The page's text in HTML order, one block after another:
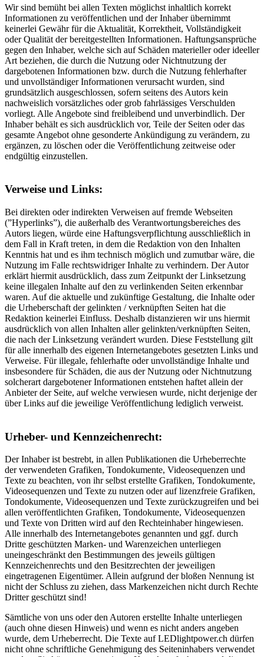
Wir sind bemüht bei allen Texten möglichst inhaltlich korrekt
Informationen zu veröffentlichen und der Inhaber übernimmt
keinerlei Gewähr für die Aktualität, Korrektheit, Vollständigkeit
oder Qualität der bereitgestellten Informationen. Haftungsansprüche
gegen den Inhaber, welche sich auf Schäden materieller oder ideeller
Art beziehen, die durch die Nutzung oder Nichtnutzung der
dargebotenen Informationen bzw. durch die Nutzung fehlerhafter
und unvollständiger Informationen verursacht wurden, sind
grundsätzlich ausgeschlossen, sofern seitens des Autors kein
nachweislich vorsätzliches oder grob fahrlässiges Verschulden
vorliegt. Alle Angebote sind freibleibend und unverbindlich. Der
Inhaber behält es sich ausdrücklich vor, Teile der Seiten oder das
gesamte Angebot ohne gesonderte Ankündigung zu verändern, zu
ergänzen, zu löschen oder die Veröffentlichung zeitweise oder
endgültig einzustellen.
Verweise und Links:
Bei direkten oder indirekten Verweisen auf fremde Webseiten
(”Hyperlinks”), die außerhalb des Verantwortungsbereiches des
Autors liegen, würde eine Haftungsverpflichtung ausschließlich in
dem Fall in Kraft treten, in dem die Redaktion von den Inhalten
Kenntnis hat und es ihm technisch möglich und zumutbar wäre, die
Nutzung im Falle rechtswidriger Inhalte zu verhindern. Der Autor
erklärt hiermit ausdrücklich, dass zum Zeitpunkt der Linksetzung
keine illegalen Inhalte auf den zu verlinkenden Seiten erkennbar
waren. Auf die aktuelle und zukünftige Gestaltung, die Inhalte oder
die Urheberschaft der gelinkten / verknüpften Seiten hat die
Redaktion keinerlei Einfluss. Deshalb distanzieren wir uns hiermit
ausdrücklich von allen Inhalten aller gelinkten/verknüpften Seiten,
die nach der Linksetzung verändert wurden. Diese Feststellung gilt
für alle innerhalb des eigenen Internetangebotes gesetzten Links und
Verweise. Für illegale, fehlerhafte oder unvollständige Inhalte und
insbesondere für Schäden, die aus der Nutzung oder Nichtnutzung
solcherart dargebotener Informationen entstehen haftet allein der
Anbieter der Seite, auf welche verwiesen wurde, nicht derjenige der
über Links auf die jeweilige Veröffentlichung lediglich verweist.
Urheber- und Kennzeichenrecht:
Der Inhaber ist bestrebt, in allen Publikationen die Urheberrechte
der verwendeten Grafiken, Tondokumente, Videosequenzen und
Texte zu beachten, von ihr selbst erstellte Grafiken, Tondokumente,
Videosequenzen und Texte zu nutzen oder auf lizenzfreie Grafiken,
Tondokumente, Videosequenzen und Texte zurückzugreifen und bei
allen veröffentlichten Grafiken, Tondokumente, Videosequenzen
und Texte von Dritten wird auf den Rechteinhaber hingewiesen.
Alle innerhalb des Internetangebotes genannten und ggf. durch
Dritte geschützten Marken- und Warenzeichen unterliegen
uneingeschränkt den Bestimmungen des jeweils gültigen
Kennzeichenrechts und den Besitzrechten der jeweiligen
eingetragenen Eigentümer. Allein aufgrund der bloßen Nennung ist
nicht der Schluss zu ziehen, dass Markenzeichen nicht durch Rechte
Dritter geschützt sind!
Sämtliche von uns oder den Autoren erstellte Inhalte unterliegen
(auch ohne diesen Hinweis) und wenn es nicht anders angeben
wurde, dem Urheberrecht. Die Texte auf LEDlightpower.ch dürfen
nicht ohne schriftliche Genehmigung des Seiteninhabers verwendet